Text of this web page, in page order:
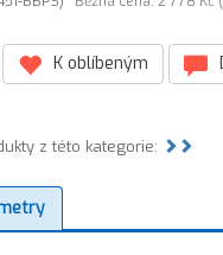
K oblíbeným
z této kategorie: